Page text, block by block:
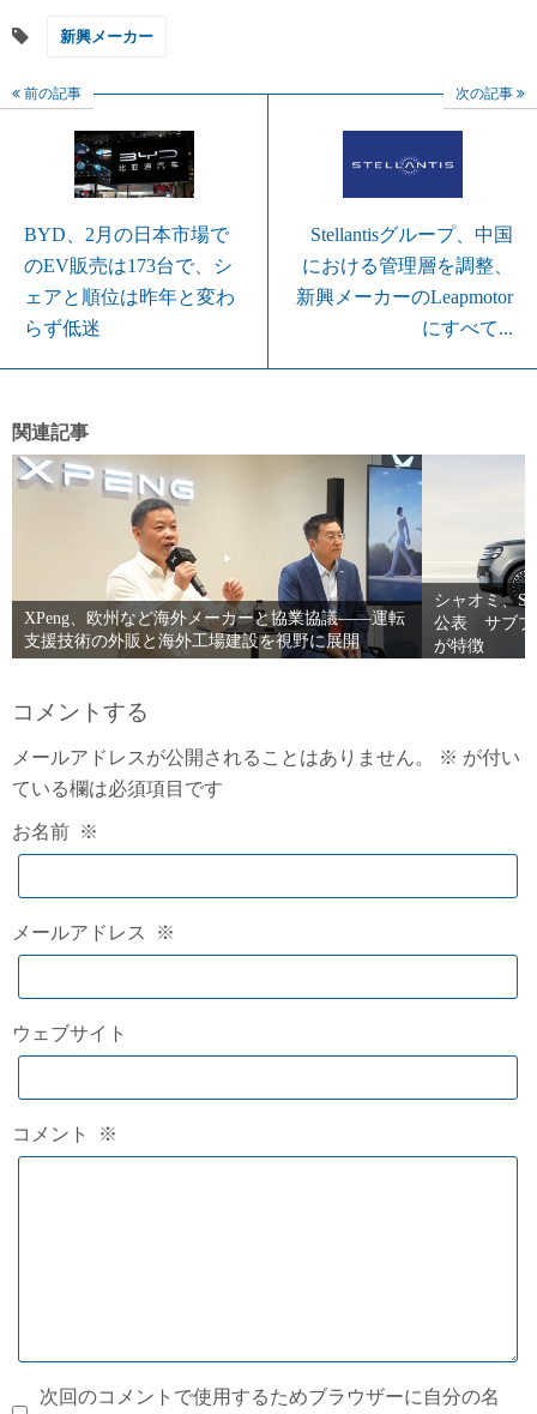
新興メーカー
前の記事
BYD、2月の日本市場で
のEV販売は173台で、シ
ェアと順位は昨年と変わ
らず低迷
次の記事
Stellantisグループ、中国
における管理層を調整、
新興メーカーのLeapmotor
にすべて...
関連記事
XPeng、欧州など海外メーカーと協業協議――運転
支援技術の外販と海外工場建設を視野に展開
シャオミ、
公表 サブブ
が特徴
コメントする
メールアドレスが公開されることはありません。 ※ が付い
ている欄は必須項目です
お名前 ※
メールアドレス ※
ウェブサイト
コメント ※
次回のコメントで使用するためブラウザーに自分の名